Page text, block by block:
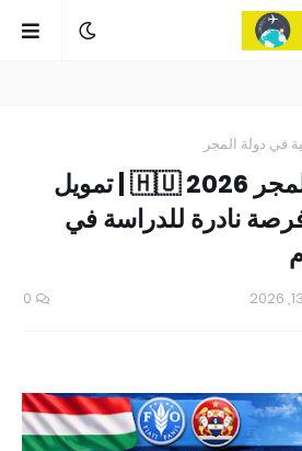
في دولة المجر
🚨 منحة FAO والمجر 2026 🇭🇺 | تمويل
نادرة للدراسة في
0